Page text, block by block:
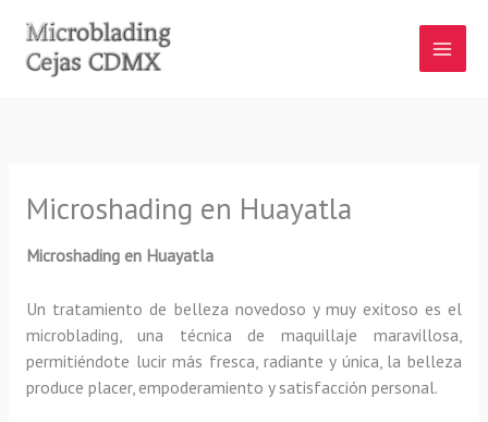
contenido
Microshading en Huayatla
Microshading en Huayatla
Un tratamiento de belleza novedoso y muy exitoso es el
microblading, una técnica de maquillaje maravillosa,
permitiéndote lucir más fresca, radiante y única, la belleza
produce placer, empoderamiento y satisfacción personal.